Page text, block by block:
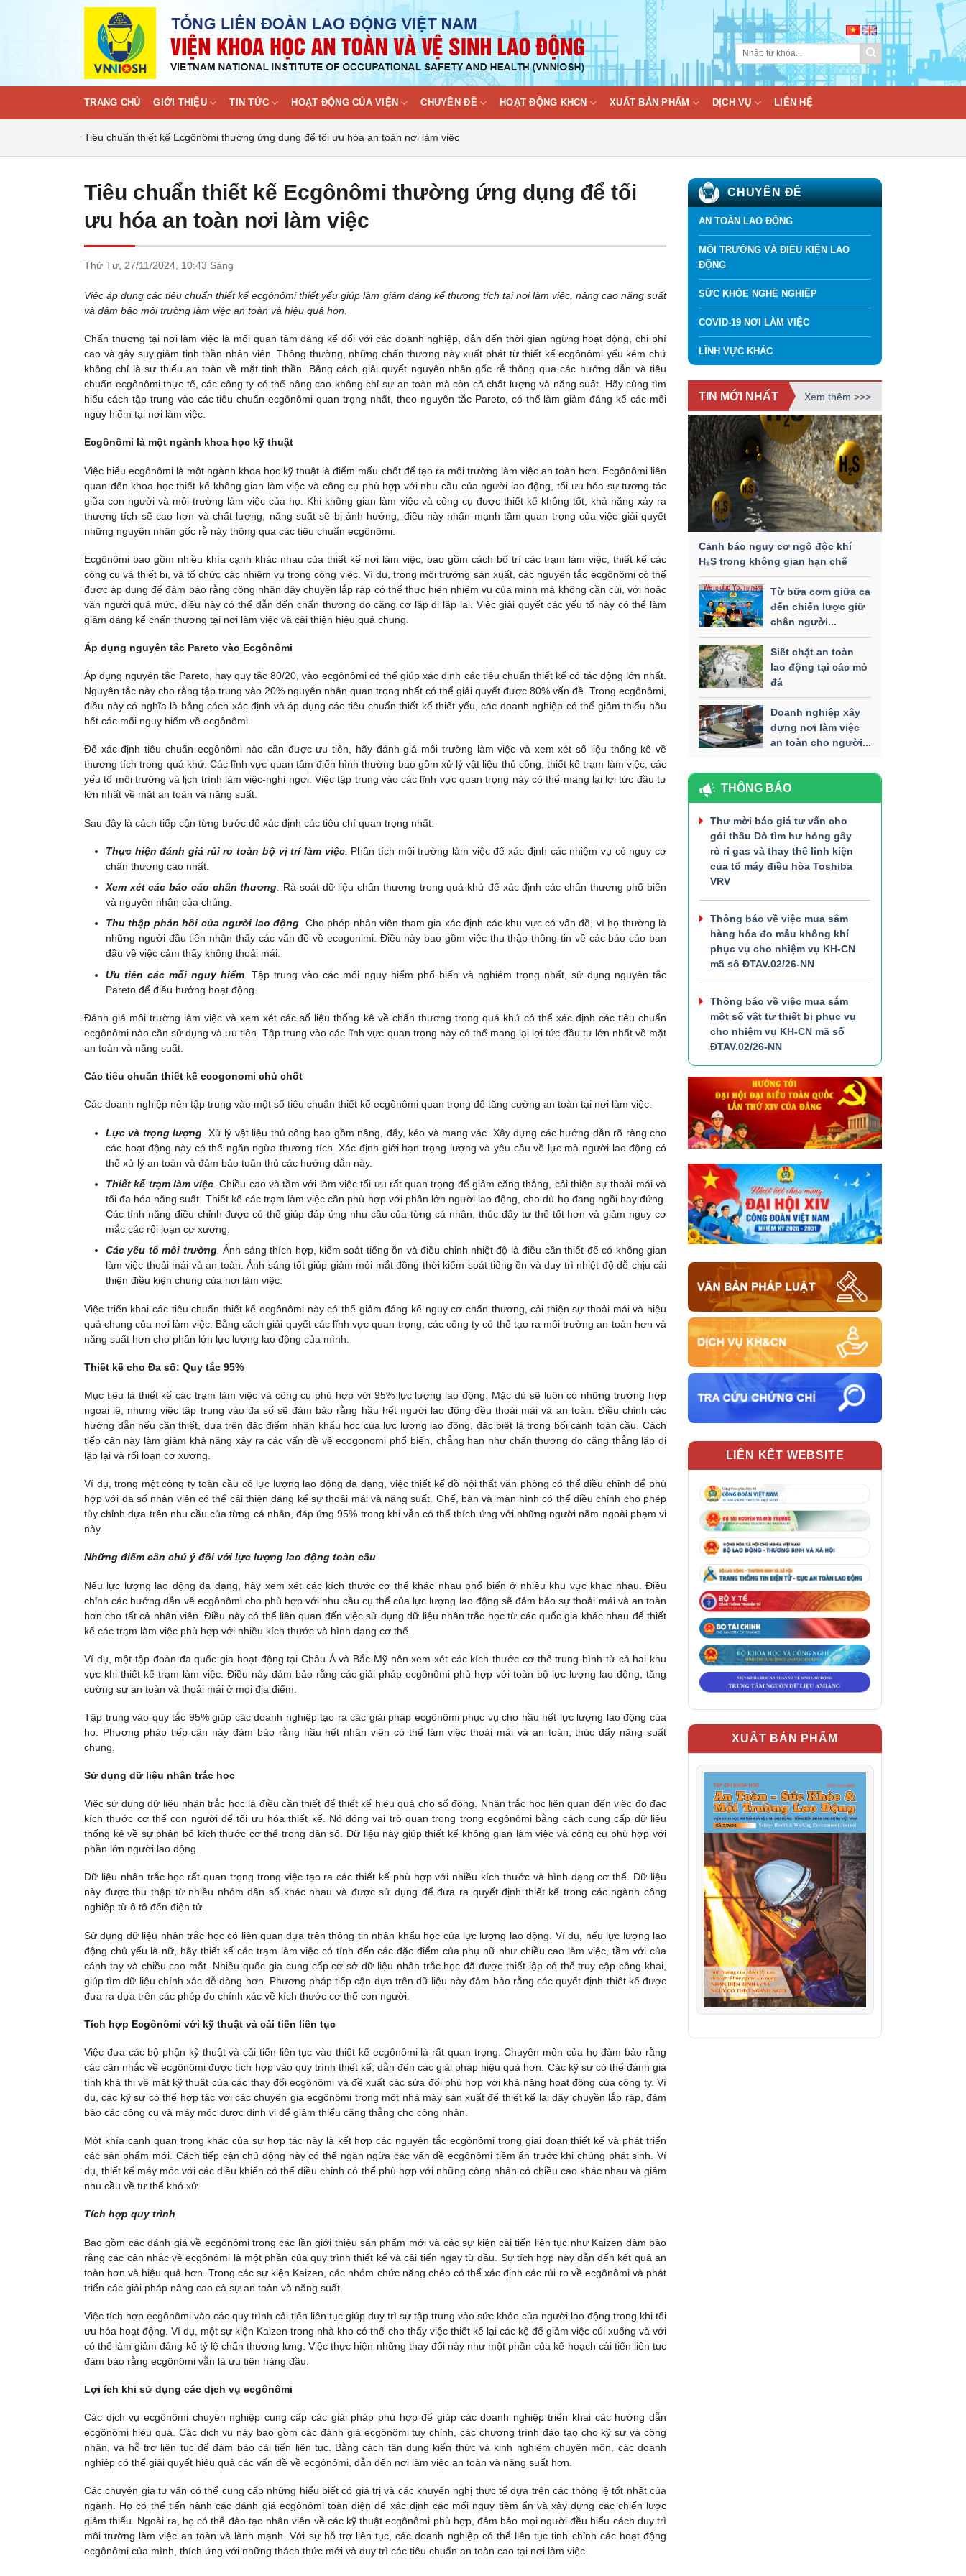
TRANG CHỦ GIỚI THIỆU TIN TỨC HOẠT ĐỘNG CỦA VIỆN CHUYÊN ĐỀ HOẠT ĐỘNG KHCN XUẤT BẢN PHẨM DỊCH VỤ LIÊN HỆ
Tiêu chuẩn thiết kế Ecgônômi thường ứng dụng để tối ưu hóa an toàn nơi làm việc
Tiêu chuẩn thiết kế Ecgônômi thường ứng dụng để tối
ưu hóa an toàn nơi làm việc
Thứ Tư, 27/11/2024, 10:43 Sáng
Việc áp dụng các tiêu chuẩn thiết kế ecgônômi thiết yếu giúp làm giảm đáng kể thương tích tại nơi làm việc, nâng cao năng suất
và đảm bảo môi trường làm việc an toàn và hiệu quả hơn.
Chấn thương tại nơi làm việc là mối quan tâm đáng kể đối với các doanh nghiệp, dẫn đến thời gian ngừng hoạt động, chi phí
cao và gây suy giảm tinh thần nhân viên. Thông thường, những chấn thương này xuất phát từ thiết kế ecgônômi yếu kém chứ
không chỉ là sự thiếu an toàn về mặt tinh thần. Bằng cách giải quyết nguyên nhân gốc rễ thông qua các hướng dẫn và tiêu
chuẩn ecgônômi thực tế, các công ty có thể nâng cao không chỉ sự an toàn mà còn cả chất lượng và năng suất. Hãy cùng tìm
hiểu cách tập trung vào các tiêu chuẩn ecgônômi quan trọng nhất, theo nguyên tắc Pareto, có thể làm giảm đáng kể các mối
nguy hiểm tại nơi làm việc.
Ecgônômi là một ngành khoa học kỹ thuật
Việc hiểu ecgônômi là một ngành khoa học kỹ thuật là điểm mấu chốt để tạo ra môi trường làm việc an toàn hơn. Ecgônômi liên
quan đến khoa học thiết kế không gian làm việc và công cụ phù hợp với nhu cầu của người lao động, tối ưu hóa sự tương tác
giữa con người và môi trường làm việc của họ. Khi không gian làm việc và công cụ được thiết kế không tốt, khả năng xảy ra
thương tích sẽ cao hơn và chất lượng, năng suất sẽ bị ảnh hưởng, điều này nhấn mạnh tầm quan trọng của việc giải quyết
những nguyên nhân gốc rễ này thông qua các tiêu chuẩn ecgônômi.
Ecgônômi bao gồm nhiều khía cạnh khác nhau của thiết kế nơi làm việc, bao gồm cách bố trí các trạm làm việc, thiết kế các
công cụ và thiết bị, và tổ chức các nhiệm vụ trong công việc. Ví dụ, trong môi trường sản xuất, các nguyên tắc ecgônômi có thể
được áp dụng để đảm bảo rằng công nhân dây chuyền lắp ráp có thể thực hiện nhiệm vụ của mình mà không cần cúi, với hoặc
vặn người quá mức, điều này có thể dẫn đến chấn thương do căng cơ lặp đi lặp lại. Việc giải quyết các yếu tố này có thể làm
giảm đáng kể chấn thương tại nơi làm việc và cải thiện hiệu quả chung.
Áp dụng nguyên tắc Pareto vào Ecgônômi
Áp dụng nguyên tắc Pareto, hay quy tắc 80/20, vào ecgônômi có thể giúp xác định các tiêu chuẩn thiết kế có tác động lớn nhất.
Nguyên tắc này cho rằng tập trung vào 20% nguyên nhân quan trọng nhất có thể giải quyết được 80% vấn đề. Trong ecgônômi,
điều này có nghĩa là bằng cách xác định và áp dụng các tiêu chuẩn thiết kế thiết yếu, các doanh nghiệp có thể giảm thiểu hầu
hết các mối nguy hiểm về ecgônômi.
Để xác định tiêu chuẩn ecgônômi nào cần được ưu tiên, hãy đánh giá môi trường làm việc và xem xét số liệu thống kê về
thương tích trong quá khứ. Các lĩnh vực quan tâm điển hình thường bao gồm xử lý vật liệu thủ công, thiết kế trạm làm việc, các
yếu tố môi trường và lịch trình làm việc-nghỉ ngơi. Việc tập trung vào các lĩnh vực quan trọng này có thể mang lại lợi tức đầu tư
lớn nhất về mặt an toàn và năng suất.
Sau đây là cách tiếp cận từng bước để xác định các tiêu chí quan trọng nhất:
Thực hiện đánh giá rủi ro toàn bộ vị trí làm việc. Phân tích môi trường làm việc để xác định các nhiệm vụ có nguy cơ
chấn thương cao nhất.
Xem xét các báo cáo chấn thương
Rà soát dữ liệu chấn thương trong quá khứ để xác định các chấn thương phổ biến
và nguyên nhân của chúng.
Thu thập phản hồi của người lao động. Cho phép nhân viên tham gia xác định các khu vực có vấn đề, vì họ thường là
những người đầu tiên nhận thấy các vấn đề về ecogonimi. Điều này bao gồm việc thu thập thông tin về các báo cáo ban
đầu về việc cảm thấy không thoải mái.
Ưu tiên các mối nguy hiểm
Tập trung vào các mối nguy hiểm phổ biến và nghiêm trọng nhất, sử dụng nguyên tắc
Pareto để điều hướng hoạt động.
Đánh giá môi trường làm việc và xem xét các số liệu thống kê về chấn thương trong quá khứ có thể xác định các tiêu chuẩn
ecgônômi nào cần sử dụng và ưu tiên. Tập trung vào các lĩnh vực quan trọng này có thể mang lại lợi tức đầu tư lớn nhất về mặt
an toàn và năng suất.
Các tiêu chuẩn thiết kế ecogonomi chủ chốt
Các doanh nghiệp nên tập trung vào một số tiêu chuẩn thiết kế ecgônômi quan trọng để tăng cường an toàn tại nơi làm việc.
Lực và trọng lượng Xử lý vật liệu thủ công bao gồm nâng, đẩy, kéo và mang vác. Xây dựng các hướng dẫn rõ ràng cho
các hoạt động này có thể ngăn ngừa thương tích. Xác định giới hạn trọng lượng và yêu cầu về lực mà người lao động có
thể xử lý an toàn và đảm bảo tuân thủ các hướng dẫn này.
Thiết kế trạm làm việc Chiều cao và tầm với làm việc tối ưu rất quan trọng để giảm căng thẳng, cải thiện sự thoải mái và
tối đa hóa năng suất. Thiết kế các trạm làm việc cần phù hợp với phần lớn người lao động, cho dù họ đang ngồi hay đứng.
Các tính năng điều chỉnh được có thể giúp đáp ứng nhu cầu của từng cá nhân, thúc đẩy tư thế tốt hơn và giảm nguy cơ
mắc các rối loạn cơ xương.
Các yếu tố môi trường. Ánh sáng thích hợp, kiểm soát tiếng ồn và điều chỉnh nhiệt độ là điều cần thiết để có không gian
làm việc thoải mái và an toàn. Ánh sáng tốt giúp giảm mỏi mắt đồng thời kiểm soát tiếng ồn và duy trì nhiệt độ dễ chịu cải
thiện điều kiện chung của nơi làm việc.
Việc triển khai các tiêu chuẩn thiết kế ecgônômi này có thể giảm đáng kể nguy cơ chấn thương, cải thiện sự thoải mái và hiệu
quả chung của nơi làm việc. Bằng cách giải quyết các lĩnh vực quan trọng, các công ty có thể tạo ra môi trường an toàn hơn và
năng suất hơn cho phần lớn lực lượng lao động của mình.
Thiết kế cho Đa số: Quy tắc 95%
Mục tiêu là thiết kế các trạm làm việc và công cụ phù hợp với 95% lực lượng lao động. Mặc dù sẽ luôn có những trường hợp
ngoại lệ, nhưng việc tập trung vào đa số sẽ đảm bảo rằng hầu hết người lao động đều thoải mái và an toàn. Điều chỉnh các
hướng dẫn nếu cần thiết, dựa trên đặc điểm nhân khẩu học của lực lượng lao động, đặc biệt là trong bối cảnh toàn cầu. Cách
tiếp cận này làm giảm khả năng xảy ra các vấn đề về ecogonomi phổ biến, chẳng hạn như chấn thương do căng thẳng lặp đi
lặp lại và rối loạn cơ xương.
Ví dụ, trong một công ty toàn cầu có lực lượng lao động đa dạng, việc thiết kế đồ nội thất văn phòng có thể điều chỉnh để phù
hợp với đa số nhân viên có thể cải thiện đáng kể sự thoải mái và năng suất. Ghế, bàn và màn hình có thể điều chỉnh cho phép
tùy chỉnh dựa trên nhu cầu của từng cá nhân, đáp ứng 95% trong khi vẫn có thể thích ứng với những người nằm ngoài phạm vi
này.
Những điểm cần chú ý đối với lực lượng lao động toàn cầu
Nếu lực lượng lao động đa dạng, hãy xem xét các kích thước cơ thể khác nhau phổ biến ở nhiều khu vực khác nhau. Điều
chỉnh các hướng dẫn về ecgônômi cho phù hợp với nhu cầu cụ thể của lực lượng lao động sẽ đảm bảo sự thoải mái và an toàn
hơn cho tất cả nhân viên. Điều này có thể liên quan đến việc sử dụng dữ liệu nhân trắc học từ các quốc gia khác nhau để thiết
kế các trạm làm việc phù hợp với nhiều kích thước và hình dạng cơ thể.
Ví dụ, một tập đoàn đa quốc gia hoạt động tại Châu Á và Bắc Mỹ nên xem xét các kích thước cơ thể trung bình từ cả hai khu
vực khi thiết kế trạm làm việc. Điều này đảm bảo rằng các giải pháp ecgônômi phù hợp với toàn bộ lực lượng lao động, tăng
cường sự an toàn và thoải mái ở mọi địa điểm.
Tập trung vào quy tắc 95% giúp các doanh nghiệp tạo ra các giải pháp ecgônômi phục vụ cho hầu hết lực lượng lao động của
họ. Phương pháp tiếp cận này đảm bảo rằng hầu hết nhân viên có thể làm việc thoải mái và an toàn, thúc đẩy năng suất
chung.
Sử dụng dữ liệu nhân trắc học
Việc sử dụng dữ liệu nhân trắc học là điều cần thiết để thiết kế hiệu quả cho số đông. Nhân trắc học liên quan đến việc đo đạc
kích thước cơ thể con người để tối ưu hóa thiết kế. Nó đóng vai trò quan trọng trong ecgônômi bằng cách cung cấp dữ liệu
thống kê về sự phân bố kích thước cơ thể trong dân số. Dữ liệu này giúp thiết kế không gian làm việc và công cụ phù hợp với
phần lớn người lao động.
Dữ liệu nhân trắc học rất quan trọng trong việc tạo ra các thiết kế phù hợp với nhiều kích thước và hình dạng cơ thể. Dữ liệu
này được thu thập từ nhiều nhóm dân số khác nhau và được sử dụng để đưa ra quyết định thiết kế trong các ngành công
nghiệp từ ô tô đến điện tử.
Sử dụng dữ liệu nhân trắc học có liên quan dựa trên thông tin nhân khẩu học của lực lượng lao động. Ví dụ, nếu lực lượng lao
động chủ yếu là nữ, hãy thiết kế các trạm làm việc có tính đến các đặc điểm của phụ nữ như chiều cao làm việc, tầm với của
cánh tay và chiều cao mắt. Nhiều quốc gia cung cấp cơ sở dữ liệu nhân trắc học đã được thiết lập có thể truy cập công khai,
giúp tìm dữ liệu chính xác dễ dàng hơn. Phương pháp tiếp cận dựa trên dữ liệu này đảm bảo rằng các quyết định thiết kế được
đưa ra dựa trên các phép đo chính xác về kích thước cơ thể con người.
Tích hợp Ecgônômi với kỹ thuật và cải tiến liên tục
Việc đưa các bộ phận kỹ thuật và cải tiến liên tục vào thiết kế ecgônômi là rất quan trọng. Chuyên môn của họ đảm bảo rằng
các cân nhắc về ecgônômi được tích hợp vào quy trình thiết kế, dẫn đến các giải pháp hiệu quả hơn. Các kỹ sư có thể đánh giá
tính khả thi về mặt kỹ thuật của các thay đổi ecgônômi và đề xuất các sửa đổi phù hợp với khả năng hoạt động của công ty. Ví
dụ, các kỹ sư có thể hợp tác với các chuyên gia ecgônômi trong một nhà máy sản xuất để thiết kế lại dây chuyền lắp ráp, đảm
bảo các công cụ và máy móc được định vị để giảm thiểu căng thẳng cho công nhân.
Một khía cạnh quan trọng khác của sự hợp tác này là kết hợp các nguyên tắc ecgônômi trong giai đoạn thiết kế và phát triển
các sản phẩm mới. Cách tiếp cận chủ động này có thể ngăn ngừa các vấn đề ecgônômi tiềm ẩn trước khi chúng phát sinh. Ví
dụ, thiết kế máy móc với các điều khiển có thể điều chỉnh có thể phù hợp với những công nhân có chiều cao khác nhau và giảm
nhu cầu về tư thế khó xử.
Tích hợp quy trình
Bao gồm các đánh giá về ecgônômi trong các lần giới thiệu sản phẩm mới và các sự kiện cải tiến liên tục như Kaizen đảm bảo
rằng các cân nhắc về ecgônômi là một phần của quy trình thiết kế và cải tiến ngay từ đầu. Sự tích hợp này dẫn đến kết quả an
toàn hơn và hiệu quả hơn. Trong các sự kiện Kaizen, các nhóm chức năng chéo có thể xác định các rủi ro về ecgônômi và phát
triển các giải pháp nâng cao cả sự an toàn và năng suất.
Việc tích hợp ecgônômi vào các quy trình cải tiến liên tục giúp duy trì sự tập trung vào sức khỏe của người lao động trong khi tối
ưu hóa hoạt động. Ví dụ, một sự kiện Kaizen trong nhà kho có thể cho thấy việc thiết kế lại các kệ để giảm việc cúi xuống và với
có thể làm giảm đáng kể tỷ lệ chấn thương lưng. Việc thực hiện những thay đổi này như một phần của kế hoạch cải tiến liên tục
đảm bảo rằng ecgônômi vẫn là ưu tiên hàng đầu.
Lợi ích khi sử dụng các dịch vụ ecgônômi
Các dịch vụ ecgônômi chuyên nghiệp cung cấp các giải pháp phù hợp để giúp các doanh nghiệp triển khai các hướng dẫn
ecgônômi hiệu quả. Các dịch vụ này bao gồm các đánh giá ecgônômi tùy chỉnh, các chương trình đào tạo cho kỹ sư và công
nhân, và hỗ trợ liên tục để đảm bảo cải tiến liên tục. Bằng cách tận dụng kiến ​​thức và kinh nghiệm chuyên môn, các doanh
nghiệp có thể giải quyết hiệu quả các vấn đề về ecgônômi, dẫn đến nơi làm việc an toàn và năng suất hơn.
Các chuyên gia tư vấn có thể cung cấp những hiểu biết có giá trị và các khuyến nghị thực tế dựa trên các thông lệ tốt nhất của
ngành. Họ có thể tiến hành các đánh giá ecgônômi toàn diện để xác định các mối nguy tiềm ẩn và xây dựng các chiến lược
giảm thiểu. Ngoài ra, họ có thể đào tạo nhân viên về các kỹ thuật ecgônômi phù hợp, đảm bảo mọi người đều hiểu cách duy trì
môi trường làm việc an toàn và lành mạnh. Với sự hỗ trợ liên tục, các doanh nghiệp có thể liên tục tinh chỉnh các hoạt động
ecgônômi của mình, thích ứng với những thách thức mới và duy trì các tiêu chuẩn an toàn cao tại nơi làm việc.
CHUYÊN ĐỀ
AN TOÀN LAO ĐỘNG
MÔI TRƯỜNG VÀ ĐIỀU KIỆN LAO
ĐỘNG
SỨC KHỎE NGHỀ NGHIỆP
COVID-19 NƠI LÀM VIỆC
LĨNH VỰC KHÁC
TIN MỚI NHẤT Xem thêm >>>
Cảnh báo nguy cơ ngộ độc khí
H₂S trong không gian hạn chế
Từ bữa cơm giữa ca
đến chiến lược giữ
chân người...
Siết chặt an toàn
lao động tại các mỏ
đá
Doanh nghiệp xây
dựng nơi làm việc
an toàn cho người...
THÔNG BÁO
Thư mời báo giá tư vấn cho
gói thầu Dò tìm hư hỏng gây
rò rỉ gas và thay thế linh kiện
của tổ máy điều hòa Toshiba
VRV
Thông báo về việc mua sắm
hàng hóa đo mẫu không khí
phục vụ cho nhiệm vụ KH-CN
mã số ĐTAV.02/26-NN
Thông báo về việc mua sắm
một số vật tư thiết bị phục vụ
cho nhiệm vụ KH-CN mã số
ĐTAV.02/26-NN
LIÊN KẾT WEBSITE
XUẤT BẢN PHẨM